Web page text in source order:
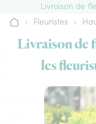
Livraison de
Accueil
› Fleuristes ›
Livraison de
les